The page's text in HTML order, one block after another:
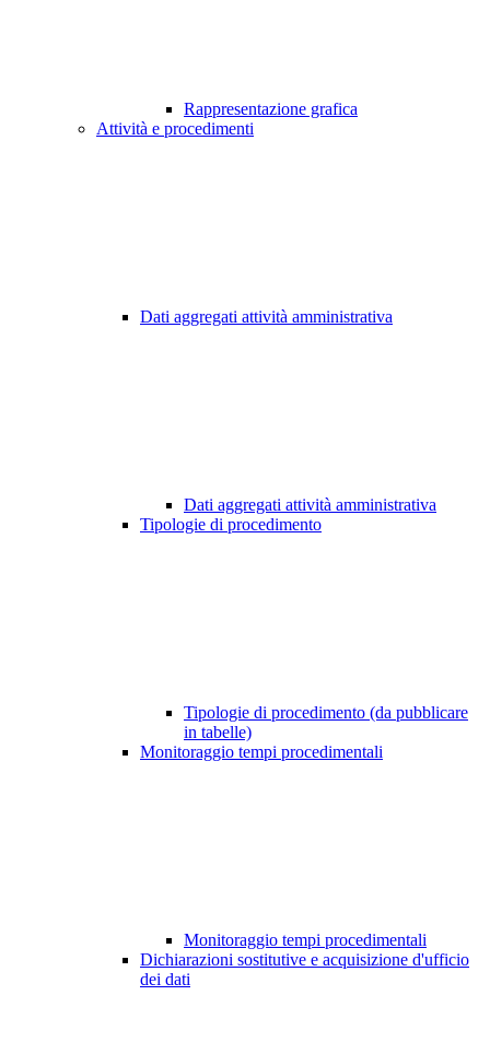
Rappresentazione grafica
Attività e procedimenti
Dati aggregati attività amministrativa
Dati aggregati attività amministrativa
Tipologie di procedimento
Tipologie di procedimento (da pubblicare
in tabelle)
Monitoraggio tempi procedimentali
Monitoraggio tempi procedimentali
Dichiarazioni sostitutive e acquisizione d'ufficio
dei dati